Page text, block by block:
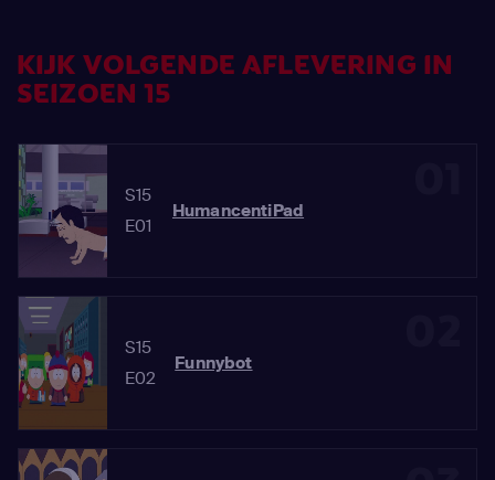
KIJK VOLGENDE AFLEVERING IN
SEIZOEN 15
S15
E01
HumancentiPad
S15
E02
Funnybot